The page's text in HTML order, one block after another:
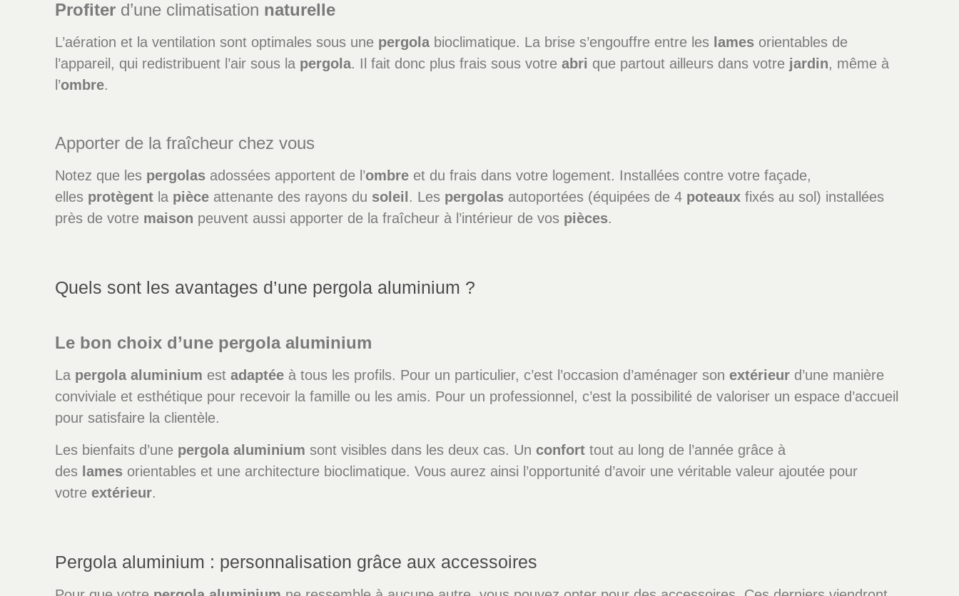
Profiter d’une climatisation naturelle
L’aération et la ventilation sont optimales sous une pergolabioclimatique. La brise s’engouffre entre les lames orientables de
l’appareil, qui redistribuent l’air sous la pergola. Il fait donc plus frais sous votreabri que partout ailleurs dans votre jardin, même à
l’ombre.
Apporter de la fraîcheur chez vous
Notez que les pergolas adossées apportent de l’ombre et du frais dans votre logement. Installées contre votre façade,
elles protègent la pièce attenante des rayons du soleil . Les pergolas autoportées (équipées de 4 poteaux fixés au sol) installées
près de votre maison peuvent aussi apporter de la fraîcheur à l’intérieur de vos pièces.
Quels sont les avantages d’une pergola aluminium ?
Le bon choix d’une pergola aluminium
La pergola aluminium estadaptée à tous les profils. Pour un particulier, c’est l’occasion d’aménager sonextérieur d’une manière
conviviale et esthétique pour recevoir la famille ou les amis. Pour un professionnel, c’est la possibilité de valoriser un espace d’accueil
pour satisfaire la clientèle.
Les bienfaits d’une pergola aluminium sont visibles dans les deux cas. Unconfort tout au long de l’année grâce à
des lames orientables et une architecture bioclimatique. Vous aurez ainsi l’opportunité d’avoir une véritable valeur ajoutée pour
votreextérieur.
Pergola aluminium : personnalisation grâce aux accessoires